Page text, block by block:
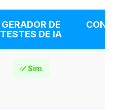
GERADOR DE
TESTES DE IA
✅ Sim